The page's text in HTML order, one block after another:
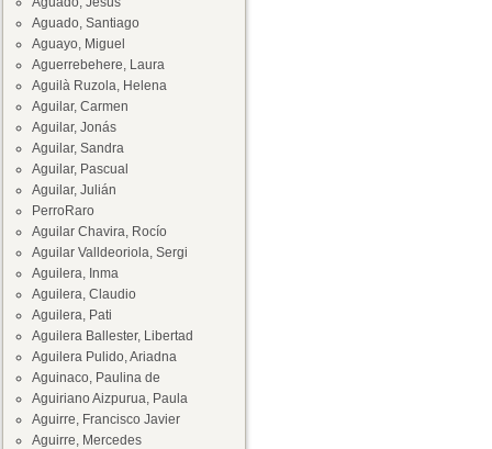
Aguado, Santiago
Aguayo, Miguel
Aguerrebehere, Laura
Aguilà Ruzola, Helena
Aguilar, Carmen
Aguilar, Jonás
Aguilar, Sandra
Aguilar, Pascual
Aguilar, Julián
PerroRaro
Aguilar Chavira, Rocío
Aguilar Valldeoriola, Sergi
Aguilera, Inma
Aguilera, Claudio
Aguilera, Pati
Aguilera Ballester, Libertad
Aguilera Pulido, Ariadna
Aguinaco, Paulina de
Aguiriano Aizpurua, Paula
Aguirre, Francisco Javier
Aguirre, Mercedes